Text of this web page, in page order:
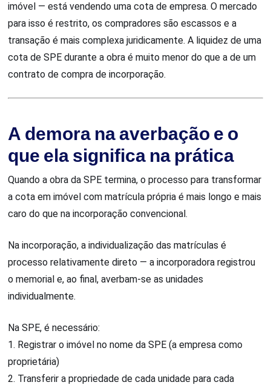
imóvel — está vendendo uma cota de empresa. O mercado
para isso é restrito, os compradores são escassos e a
transação é mais complexa juridicamente. A liquidez de uma
cota de SPE durante a obra é muito menor do que a de um
contrato de compra de incorporação.
A demora na averbação e o
que ela significa na prática
Quando a obra da SPE termina, o processo para transformar
a cota em imóvel com matrícula própria é mais longo e mais
caro do que na incorporação convencional.
Na incorporação, a individualização das matrículas é
processo relativamente direto — a incorporadora registrou
o memorial e, ao final, averbam-se as unidades
individualmente.
Na SPE, é necessário:
1. Registrar o imóvel no nome da SPE (a empresa como
proprietária)
2. Transferir a propriedade de cada unidade para cada